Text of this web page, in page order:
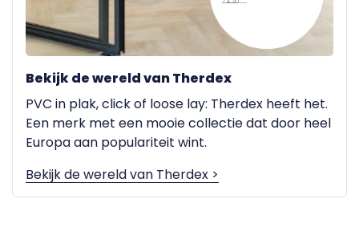
Bekijk de wereld van Therdex
PVC in plak, click of loose lay: Therdex heeft het.
Een merk met een mooie collectie dat door heel
Europa aan populariteit wint.
Bekijk de wereld van Therdex >